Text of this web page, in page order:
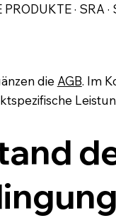
· SRA
die AGB. Im